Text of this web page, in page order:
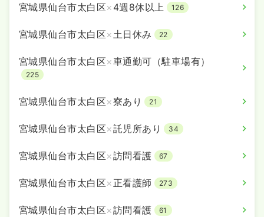
宮城県仙台市太白区× 4週8休以上 126
宮城県仙台市太白区× 土日休み 22
宮城県仙台市太白区×車通勤可（駐車場有）
225
宮城県仙台市太白区×寮あり 21
宮城県仙台市太白区×託児所あり 34
宮城県仙台市太白区×訪問看護 67
宮城県仙台市太白区× 正看護師 273
宮城県仙台市太白区×訪問看護 61